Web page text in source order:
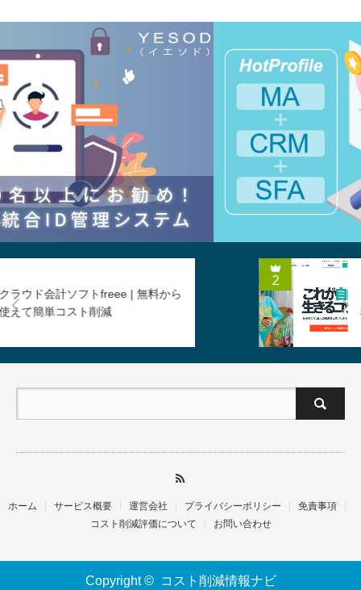
BASE（ベイス） | 売れた時の手数
料だけでネットショップをスタート
Next
ホーム サービス概要 運営会社 プライバシーポリシー
免責事項
コスト削減評価について
お問い合わせ
Copyright © コスト削減情報ナビ